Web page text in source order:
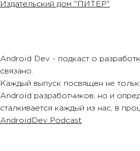
Издательский дом "ПИТЕР"
Android Dev - подкаст о
связано.
Каждый выпуск посвящен не
Android разработчиков, но и
сталкивается каждый из нас, в
AndroidDev Podcast